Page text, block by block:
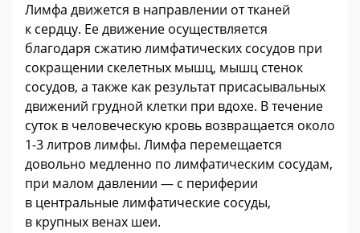
Лимфа движется в направлении от тканей
к сердцу. Ее движение осуществляется
благодаря сжатию лимфатических сосудов при
сокращении скелетных мышц, мышц стенок
сосудов, а также как результат присасывальных
движений грудной клетки при вдохе. В течение
суток в человеческую кровь возвращается около
1-3 литров лимфы. Лимфа перемещается
довольно медленно по лимфатическим сосудам,
при малом давлении — с периферии
в центральные лимфатические сосуды,
в крупных венах шеи.